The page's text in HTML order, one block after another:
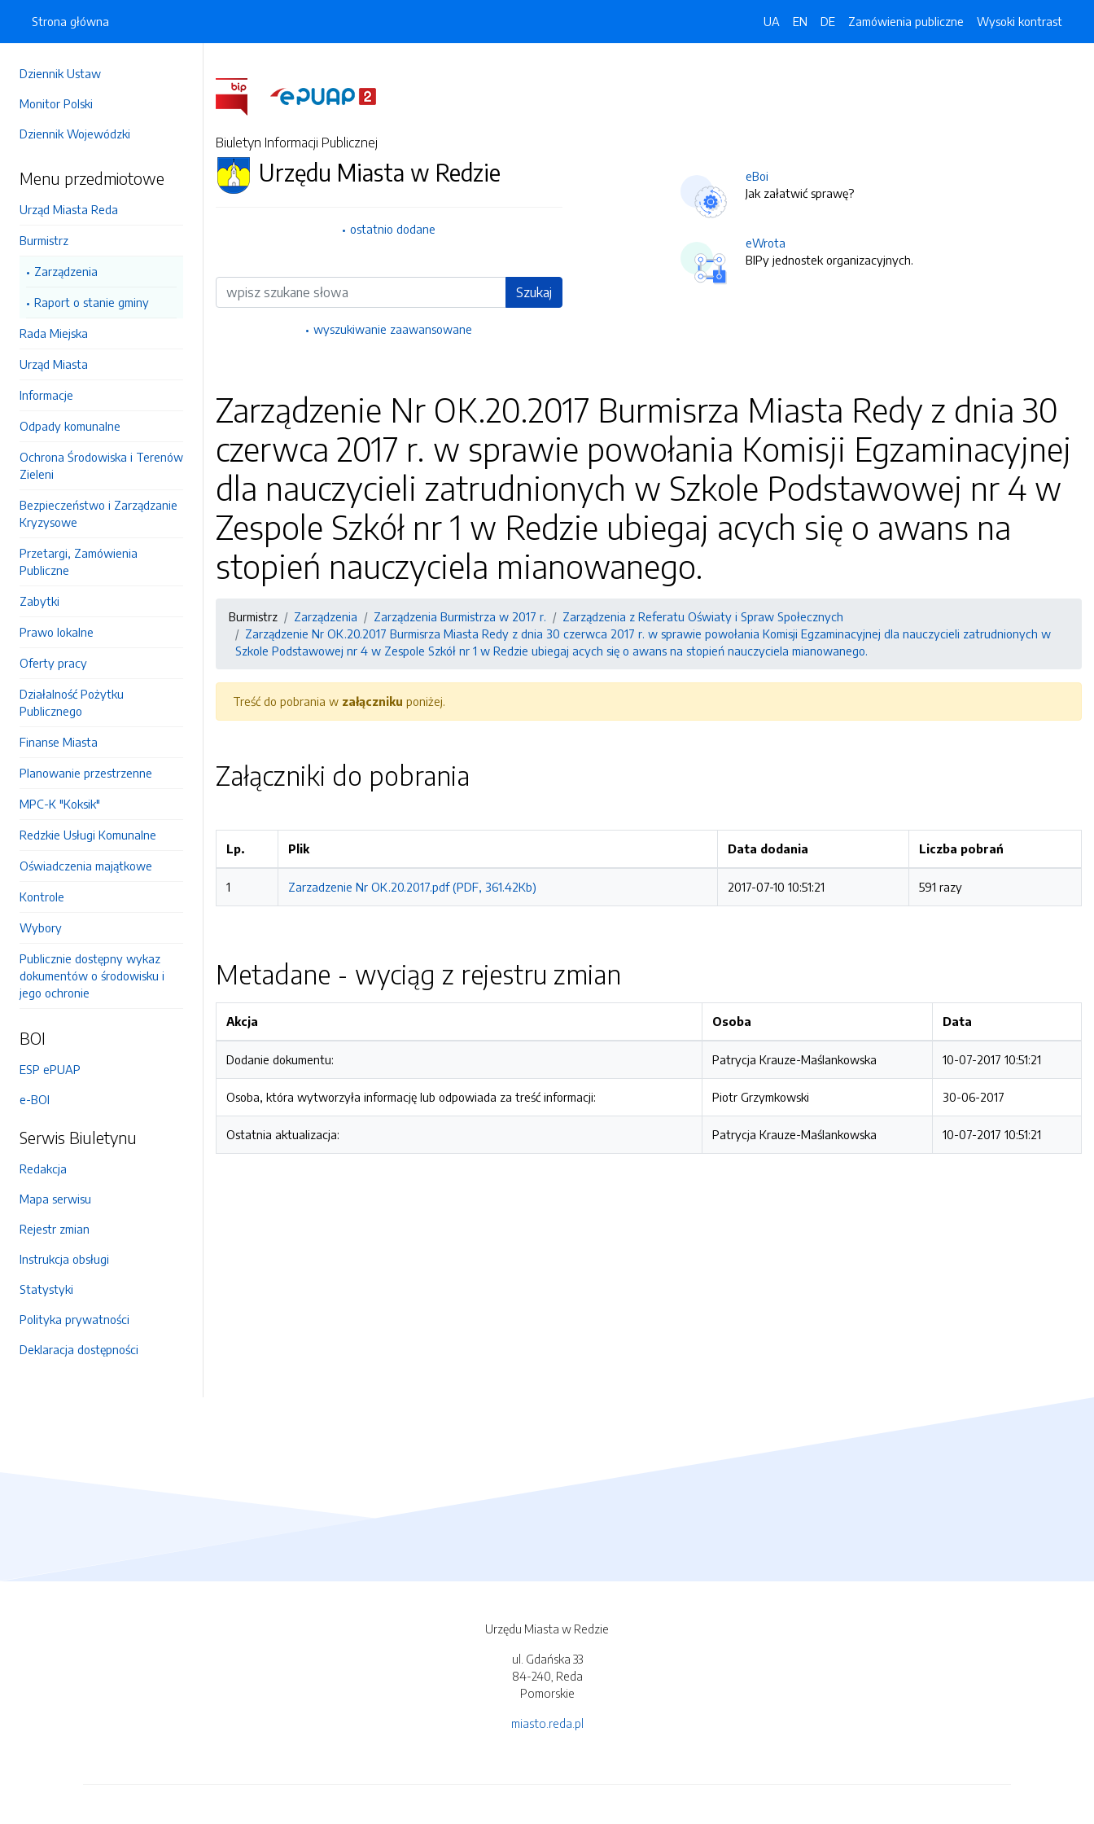
Dziennik Ustaw
Monitor Polski
Dziennik Wojewódzki
Menu przedmiotowe
Urząd Miasta Reda
Burmistrz
Zarządzenia
Raport o stanie gminy
Rada Miejska
Urząd Miasta
Informacje
Odpady komunalne
Ochrona Środowiska i Terenów
Zieleni
Bezpieczeństwo i Zarządzanie
Kryzysowe
Przetargi, Zamówienia
Publiczne
Zabytki
Prawo lokalne
Oferty pracy
Działalność Pożytku
Publicznego
Finanse Miasta
Planowanie przestrzenne
MPC-K "Koksik"
Redzkie Usługi Komunalne
Oświadczenia majątkowe
Kontrole
Wybory
Publicznie dostępny wykaz
dokumentów o środowisku i
jego ochronie
BOI
ESP ePUAP
e-BOI
Serwis Biuletynu
Redakcja
Mapa serwisu
Rejestr zmian
Instrukcja obsługi
Statystyki
Polityka prywatności
Deklaracja dostępności
Strona główna UA EN DE Zamówienia publiczne Wysoki kontrast
Biuletyn Informacji Publicznej
Urzędu Miasta w Redzie
ostatnio dodane
Wyszukiwarka Szukaj
wyszukiwanie zaawansowane
eBoi
Jak załatwić sprawę?
eWrota
BIPy jednostek organizacyjnych.
Zarządzenie Nr OK.20.2017 Burmisrza Miasta Redy z dnia 30
czerwca 2017 r. w sprawie powołania Komisji Egzaminacyjnej
dla nauczycieli zatrudnionych w Szkole Podstawowej nr 4 w
Zespole Szkół nr 1 w Redzie ubiegaj acych się o awans na
stopień nauczyciela mianowanego.
Burmistrz Zarządzenia Zarządzenia Burmistrza w 2017 r.
Zarządzenia z Referatu Oświaty i Spraw Społecznych
Zarządzenie Nr OK.20.2017 Burmisrza Miasta Redy z dnia 30 czerwca 2017 r. w sprawie powołania Komisji Egzaminacyjnej dla nauczycieli zatrudnionych w
Szkole Podstawowej nr 4 w Zespole Szkół nr 1 w Redzie ubiegaj acych się o awans na stopień nauczyciela mianowanego.
Treść do pobrania w załączniku poniżej.
Załączniki do pobrania
Lp. Plik Data dodania Liczba pobrań
1 Zarzadzenie Nr OK.20.2017.pdf (PDF, 361.42Kb) 2017-07-10 10:51:21 591 razy
Metadane - wyciąg z rejestru zmian
Akcja Osoba Data
Dodanie dokumentu: Patrycja Krauze-Maślankowska 10-07-2017 10:51:21
Osoba, która wytworzyła informację lub odpowiada za treść informacji: Piotr Grzymkowski 30-06-2017
Ostatnia aktualizacja: Patrycja Krauze-Maślankowska 10-07-2017 10:51:21
Urzędu Miasta w Redzie
ul. Gdańska 33
84-240, Reda
Pomorskie
miasto.reda.pl